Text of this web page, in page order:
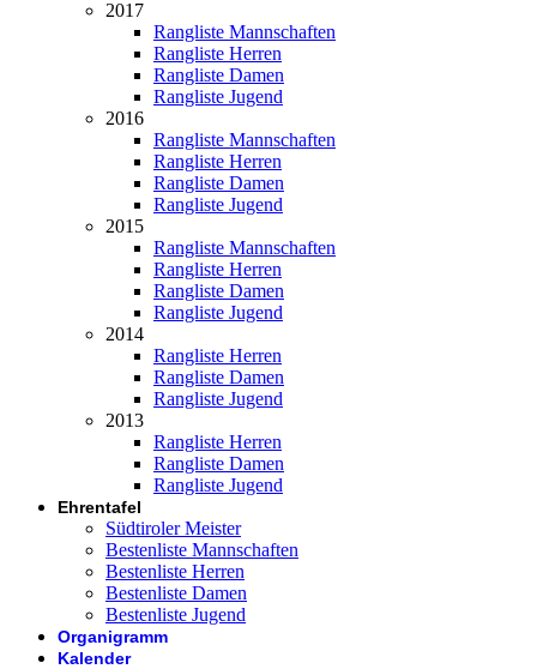
2017
Rangliste Mannschaften
Rangliste Herren
Rangliste Damen
Rangliste Jugend
2016
Rangliste Mannschaften
Rangliste Herren
Rangliste Damen
Rangliste Jugend
2015
Rangliste Mannschaften
Rangliste Herren
Rangliste Damen
Rangliste Jugend
2014
Rangliste Herren
Rangliste Damen
Rangliste Jugend
2013
Rangliste Herren
Rangliste Damen
Rangliste Jugend
Ehrentafel
Südtiroler Meister
Bestenliste Mannschaften
Bestenliste Herren
Bestenliste Damen
Bestenliste Jugend
Organigramm
Kalender